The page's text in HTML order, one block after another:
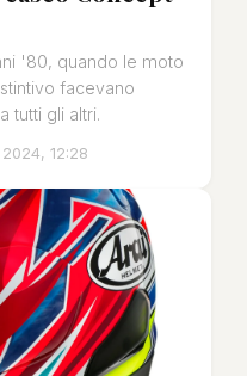
'80, quando le moto
facevano
tutti gli altri.
2024, 12:28